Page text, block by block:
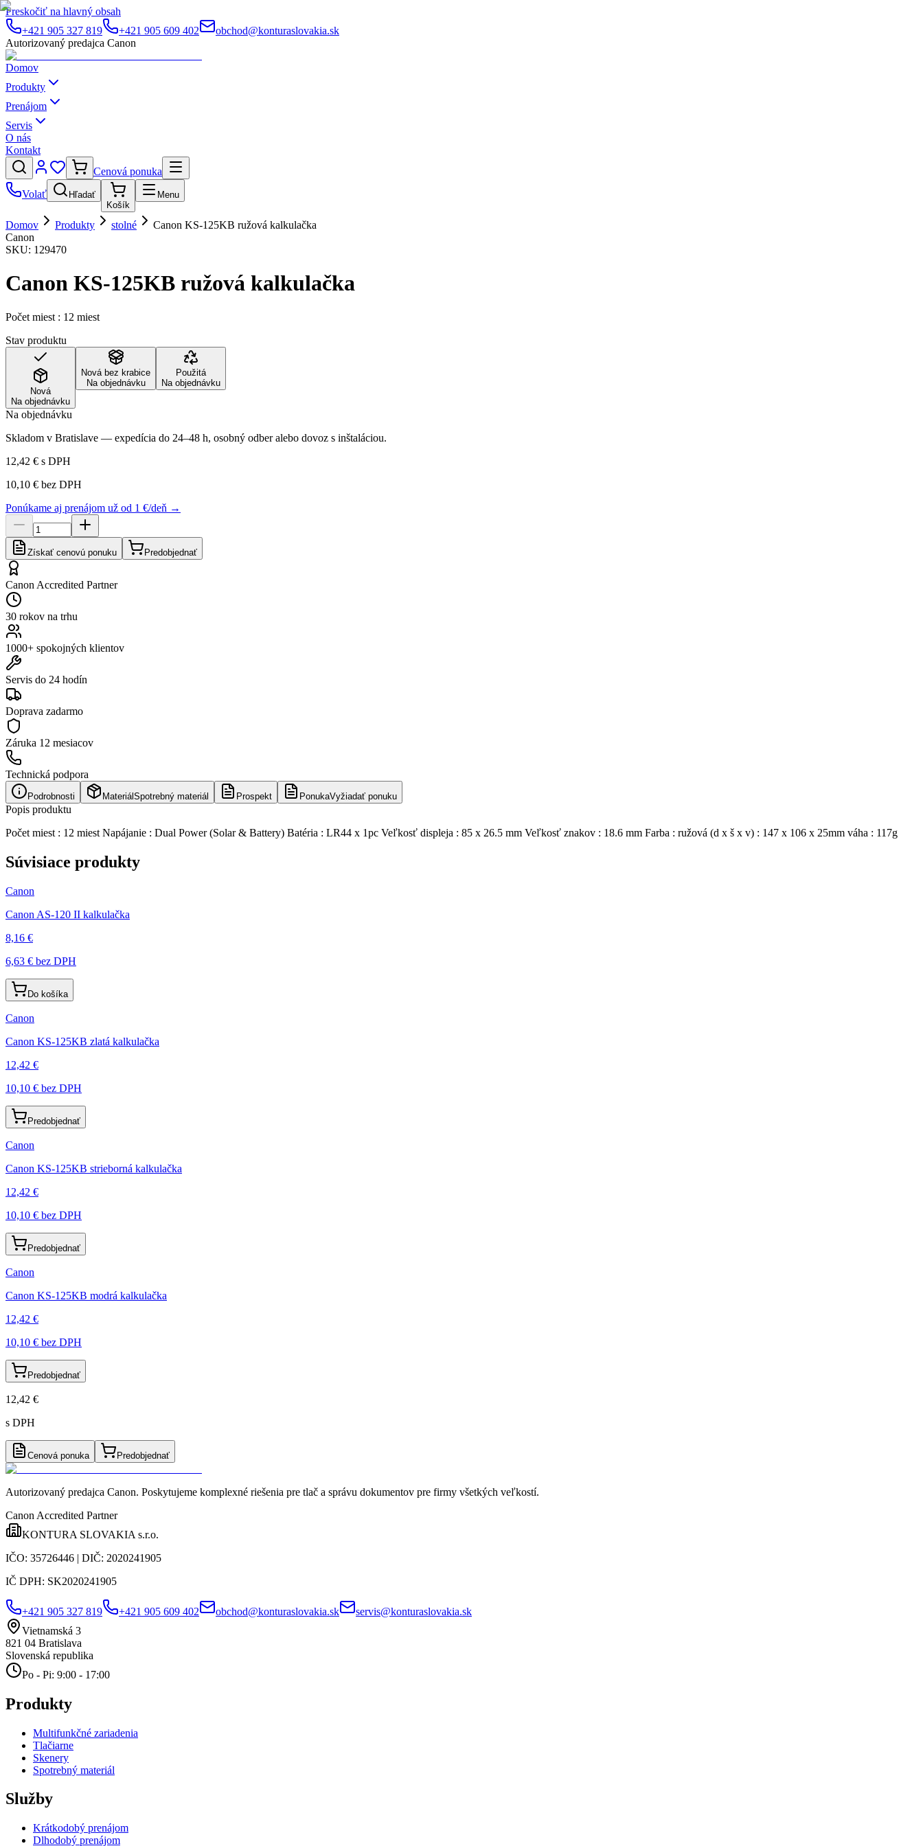
Preskočiť na hlavný obsah
+421 905 327 819
+421 905 609 402
obchod@konturaslovakia.sk
Autorizovaný predajca Canon
Domov
Produkty
Prenájom
Servis
O nás
Kontakt
Cenová ponuka
Volať
Hľadať
Košík
Menu
Domov Produkty stolné
Canon KS-125KB ružová kalkulačka
Canon
SKU: 129470
Canon KS-125KB ružová kalkulačka
Počet miest : 12 miest
Stav produktu
Nová
Na objednávku
Nová bez krabice
Na objednávku
Použitá
Na objednávku
Na objednávku
Skladom v Bratislave — expedícia do 24–48 h, osobný odber alebo dovoz s inštaláciou.
12,42 € s DPH
10,10 € bez DPH
Ponúkame aj prenájom už od 1 €/deň →
Získať cenovú ponuku Predobjednať
Canon Accredited Partner
30 rokov na trhu
1000+ spokojných klientov
Servis do 24 hodín
Doprava zadarmo
Záruka 12 mesiacov
Technická podpora
Podrobnosti Materiál Spotrebný materiál Prospekt PonukaVyžiadať ponuku
Popis produktu
Počet miest : 12 miest Napájanie : Dual Power (Solar & Battery) Batéria : LR44 x 1pc Veľkosť displeja : 85 x 26.5 mm Veľkosť znakov : 18.6 mm Farba : ružová (d x š x v) : 147 x 106 x 25mm váha : 117g
Súvisiace produkty
Canon
Canon AS-120 II kalkulačka
8,16 €
6,63 € bez DPH
Do košíka
Canon
Canon KS-125KB zlatá kalkulačka
12,42 €
10,10 € bez DPH
Predobjednať
Canon
Canon KS-125KB strieborná kalkulačka
12,42 €
10,10 € bez DPH
Predobjednať
Canon
Canon KS-125KB modrá kalkulačka
12,42 €
10,10 € bez DPH
Predobjednať
12,42 €
s DPH
Cenová ponuka Predobjednať
Autorizovaný predajca Canon. Poskytujeme komplexné riešenia pre tlač a správu dokumentov pre firmy všetkých veľkostí.
Canon Accredited Partner
KONTURA SLOVAKIA s.r.o.
IČO: 35726446 | DIČ: 2020241905
IČ DPH: SK2020241905
+421 905 327 819 +421 905 609 402 obchod@konturaslovakia.sk
servis@konturaslovakia.sk
Vietnamská 3
821 04 Bratislava
Slovenská republika
Po - Pi: 9:00 - 17:00
Produkty
Multifunkčné zariadenia
Tlačiarne
Skenery
Spotrebný materiál
Služby
Krátkodobý prenájom
Dlhodobý prenájom